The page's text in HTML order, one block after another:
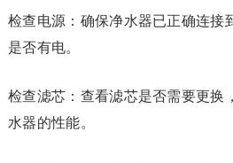
检查电源：确保净水器已正确连接
是否有电。
检查滤芯：查看滤芯是否需要更换
水器的性能。